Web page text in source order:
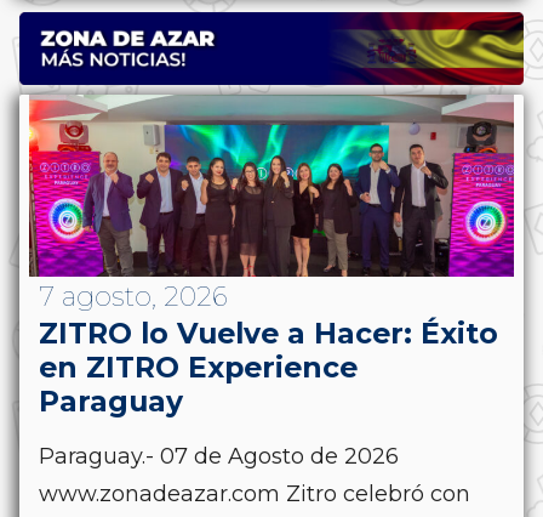
7 agosto, 2026
ZITRO lo Vuelve a Hacer: Éxito
en ZITRO Experience
Paraguay
Paraguay.- 07 de Agosto de 2026
www.zonadeazar.com Zitro celebró con